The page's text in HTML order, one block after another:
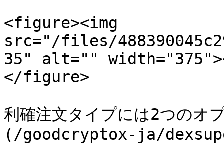
<figure><img
src="/files/
35" alt=""
</figure>
利確注文タイプには2つの
(/goodcryptox-ja/